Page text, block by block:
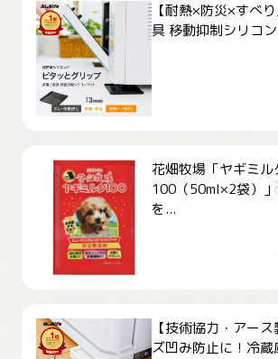
【耐熱×防災×すべ
具 移動抑制シリコ
花畑牧場「ヤギミル
100（50ml×2袋）
を...
【技術協力・アー
ズ凹み防止に！冷蔵